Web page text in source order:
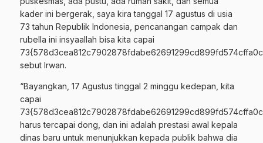
kader ini bergerak, saya kira tanggal 17 agustus di usia
73 tahun Republik Indonesia, pencanangan campak dan
rubella ini insyaallah bisa kita capai
sebut Irwan.
“Bayangkan, 17 Agustus tinggal 2 minggu kedepan, kita
capai
harus tercapai dong, dan ini adalah prestasi awal kepala
dinas baru untuk menunjukkan kepada publik bahwa dia